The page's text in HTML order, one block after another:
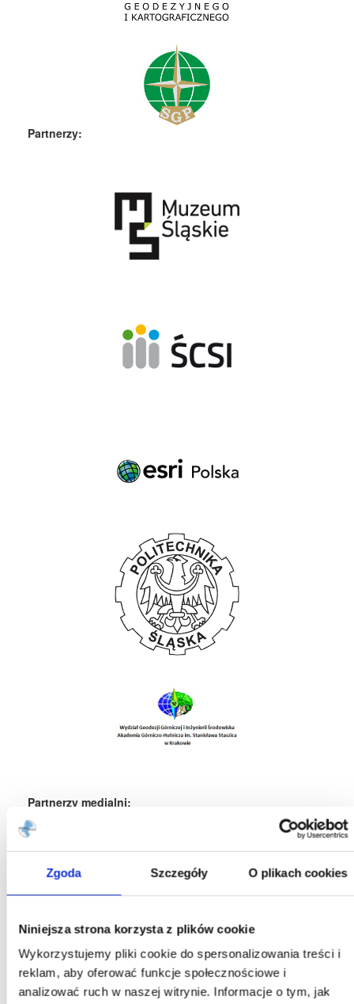
Zgoda Szczegóły O plikach cookies
Niniejsza strona korzysta z plików cookie
Wykorzystujemy pliki cookie do spersonalizowania treści i
reklam, aby oferować funkcje społecznościowe i
analizować ruch w naszej witrynie. Informacje o tym, jak
Partnerzy:
Partnerzy medialni: